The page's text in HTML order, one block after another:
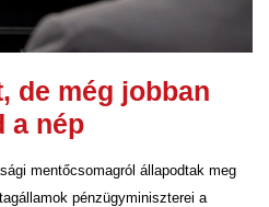
de még jobban
a nép
mentőcsomagról állapodtak meg
pénzügyminiszterei a